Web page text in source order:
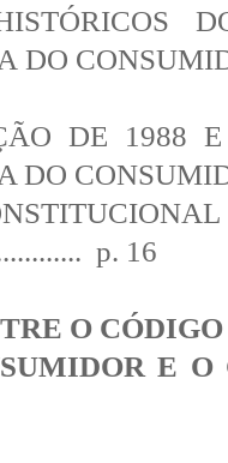
DO
DE 1988
DO
p. 16
O
E